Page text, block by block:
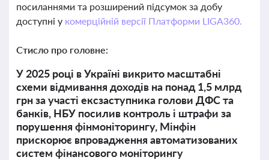
посиланнями та розширений підсумок за добу
доступні у комерційній версії Платформи LIGA360.
Стисло про головне:
У 2025 році в Україні викрито масштабні
схеми відмивання доходів на понад 1,5 млрд
грн за участі ексзаступника голови ДФС та
банків, НБУ посилив контроль і штрафи за
порушення фінмоніторингу, Мінфін
прискорює впровадження автоматизованих
систем фінансового моніторингу